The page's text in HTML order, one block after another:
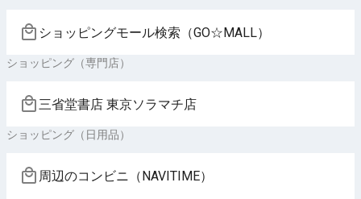
ショッピングモール検索（GO☆MALL）
ショッピング（専門店）
三省堂書店 東京ソラマチ店
ショッピング（日用品）
周辺のコンビニ（NAVITIME）